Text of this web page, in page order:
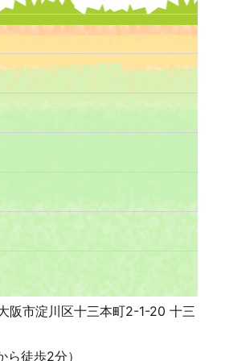
阪市淀川区十三本町2-1-20 十三
ら徒歩2分）